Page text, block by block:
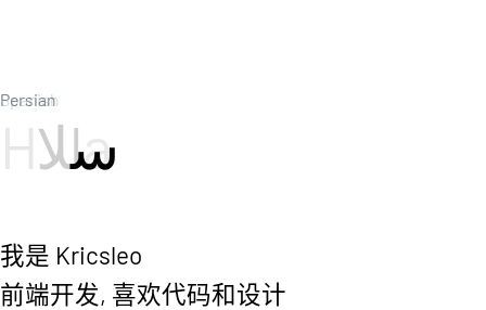
B
Spanish
Persian
سل
我是 Kricsleo
前端开发, 喜欢代码和设计